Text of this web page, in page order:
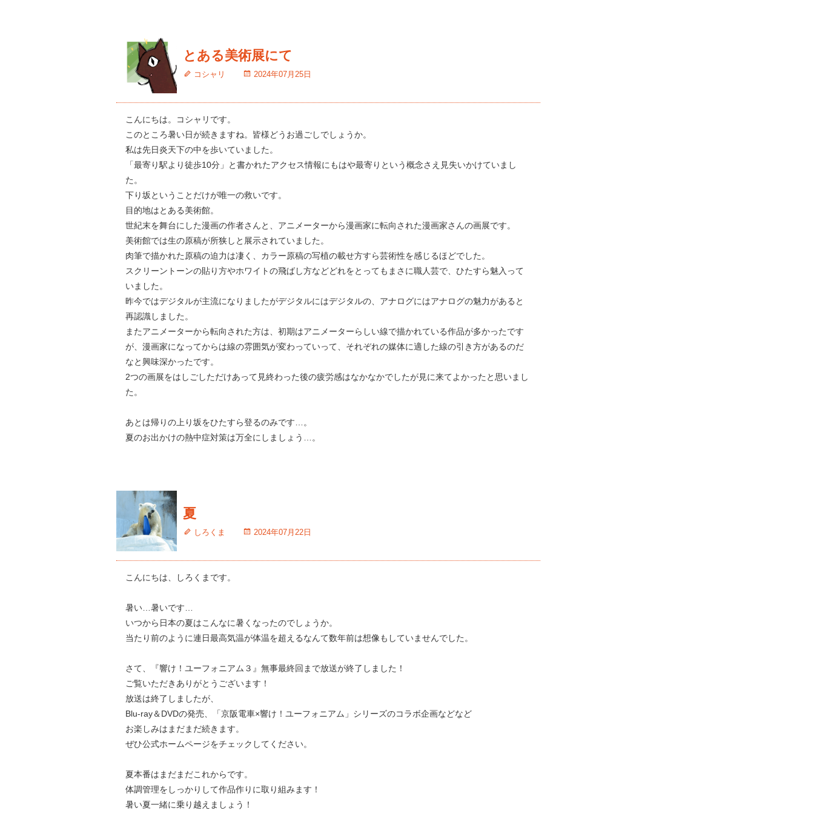
とある美術展にて
コシャリ 2024年07月25日
こんにちは。コシャリです。
このところ暑い日が続きますね。皆様どうお過ごしでしょうか。
私は先日炎天下の中を歩いていました。
「最寄り駅より徒歩10分」と書かれたアクセス情報にもはや最寄りという概念さえ見失いかけていまし
た。
下り坂ということだけが唯一の救いです。
目的地はとある美術館。
世紀末を舞台にした漫画の作者さんと、アニメーターから漫画家に転向された漫画家さんの画展です。
美術館では生の原稿が所狭しと展示されていました。
肉筆で描かれた原稿の迫力は凄く、カラー原稿の写植の載せ方すら芸術性を感じるほどでした。
スクリーントーンの貼り方やホワイトの飛ばし方などどれをとってもまさに職人芸で、ひたすら魅入って
いました。
昨今ではデジタルが主流になりましたがデジタルにはデジタルの、アナログにはアナログの魅力があると
再認識しました。
またアニメーターから転向された方は、初期はアニメーターらしい線で描かれている作品が多かったです
が、漫画家になってからは線の雰囲気が変わっていって、それぞれの媒体に適した線の引き方があるのだ
なと興味深かったです。
2つの画展をはしごしただけあって見終わった後の疲労感はなかなかでしたが見に来てよかったと思いまし
た。
あとは帰りの上り坂をひたすら登るのみです…。
夏のお出かけの熱中症対策は万全にしましょう…。
夏
しろくま 2024年07月22日
こんにちは、しろくまです。
暑い…暑いです…
いつから日本の夏はこんなに暑くなったのでしょうか。
当たり前のように連日最高気温が体温を超えるなんて数年前は想像もしていませんでした。
さて、『響け！ユーフォニアム３』無事最終回まで放送が終了しました！
ご覧いただきありがとうございます！
放送は終了しましたが、
Blu-ray＆DVDの発売、「京阪電車×響け！ユーフォニアム」シリーズのコラボ企画などなど
お楽しみはまだまだ続きます。
ぜひ公式ホームページをチェックしてください。
夏本番はまだまだこれからです。
体調管理をしっかりして作品作りに取り組みます！
暑い夏一緒に乗り越えましょう！